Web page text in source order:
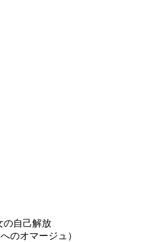
の自己解放
へのオマージュ）